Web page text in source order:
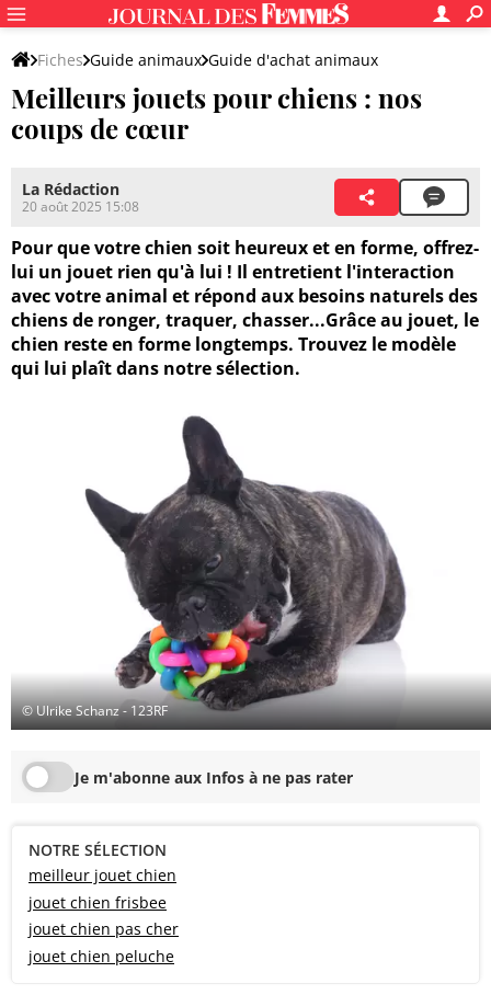
Fiches Guide animaux Guide d'achat animaux
Guide d'achat spécial chiens
Meilleurs jouets pour chiens : nos
coups de cœur
La Rédaction
20 août 2025 15:08
Pour que votre chien soit heureux et en forme, offrez-
lui un jouet rien qu'à lui ! Il entretient l'interaction
avec votre animal et répond aux besoins naturels des
chiens de ronger, traquer, chasser...Grâce au jouet, le
chien reste en forme longtemps. Trouvez le modèle
qui lui plaît dans notre sélection.
© Ulrike Schanz - 123RF
Je m'abonne aux Infos à ne pas rater
NOTRE SÉLECTION
meilleur jouet chien
jouet chien frisbee
jouet chien pas cher
jouet chien peluche